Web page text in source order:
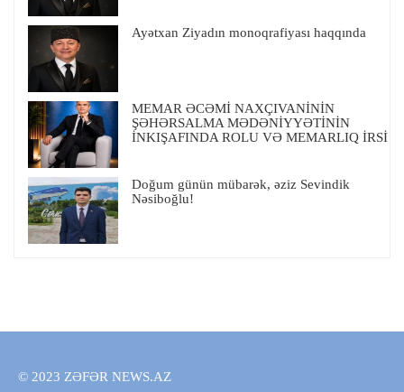
Ayətxan Ziyadın monoqrafiyası haqqında
MEMAR ƏCƏMİ NAXÇIVANİNİN
ŞƏHƏRSALMA MƏDƏNİYYƏTİNİN
İNKIŞAFINDA ROLU VƏ MEMARLIQ İRSİ
Doğum günün mübarək, əziz Sevindik
Nəsiboğlu!
© 2023 ZƏFƏR NEWS.AZ